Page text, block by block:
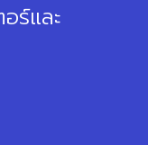
ร์และ